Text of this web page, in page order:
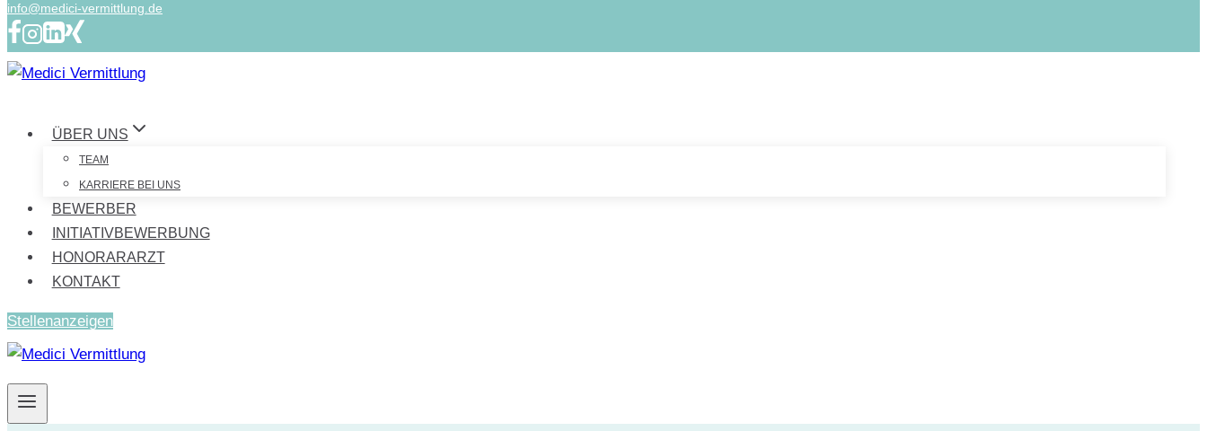
info@medici-vermittlung.de
ÜBER UNS
TEAM
KARRIERE BEI UNS
BEWERBER
INITIATIVBEWERBUNG
HONORARARZT
KONTAKT
Stellenanzeigen